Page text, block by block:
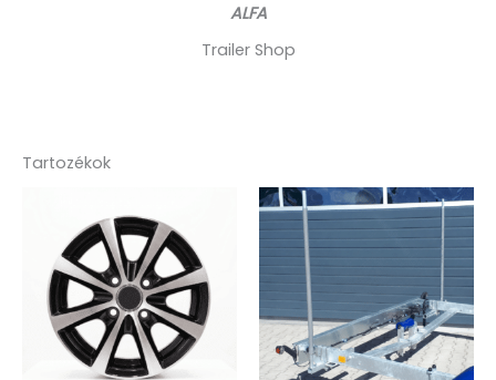
ALFA
Trailer Shop
Tartozékok